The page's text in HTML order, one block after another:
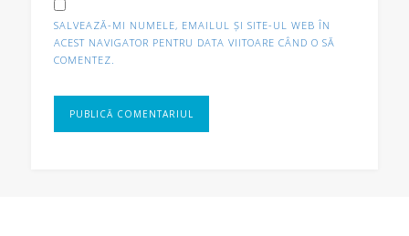
SALVEAZĂ-MI NUMELE, EMAILUL ȘI SITE-UL WEB ÎN
ACEST NAVIGATOR PENTRU DATA VIITOARE CÂND O SĂ
COMENTEZ.